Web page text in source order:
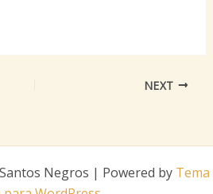
NEXT
Negros | Powered by Tema